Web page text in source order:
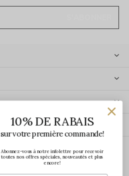
10% DE RABAIS
sur votre première commande!
Abonnez-vous à notre infolettre pour recevoir
toutes nos offres spéciales, nouveautés et plus
encore!